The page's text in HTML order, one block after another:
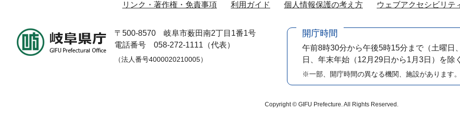
リンク・著作権・免責事項 利用ガイド 個人情報保護の考え方 ウェブアクセシビリテ
〒500-8570
岐阜市薮田南2丁目1番1号
電話番号 058-272-1111（代表）
（法人番号4000020210005）
開庁時間
午前8時30分から午後5時15分まで （土曜日
日、年末年始（12月29日から1月3日）を除
※一部、開庁時間の異なる機関、施設があります。
Copyright © GIFU Prefecture. All Rights Reserved.